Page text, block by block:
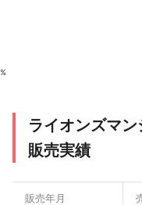
%
ライオンズマ
販売実績
販売年月